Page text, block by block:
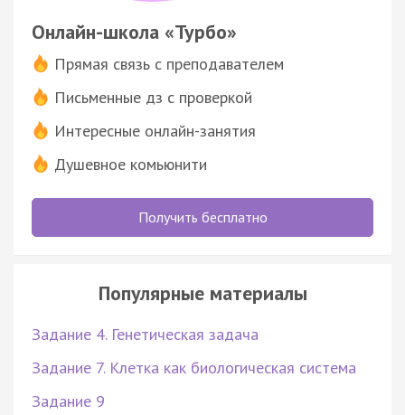
Онлайн-школа «Турбо»
Прямая связь с преподавателем
Письменные дз с проверкой
Интересные онлайн-занятия
Душевное комьюнити
Получить бесплатно
Популярные материалы
Задание 4. Генетическая задача
Задание 7. Клетка как биологическая система
Задание 9